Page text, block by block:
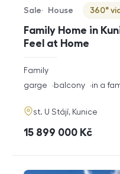
Family Home in
Feel at Home
Offer type
Sale
Property type
House
Virtuální prohlídka
360°
rozměry
disposition
Family
funkce
garge balcony in a
adresa
st. U Stájí, Kunice
cena
15 899 000 Kč